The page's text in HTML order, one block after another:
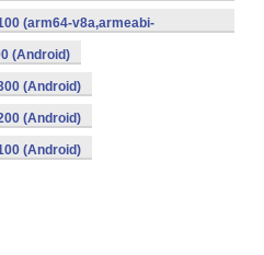
(arm64-v8a,armeabi-
(Android)
(Android)
(Android)
(Android)